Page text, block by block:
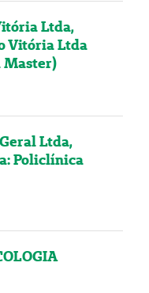
Ltda,
Vitória Ltda
Master)
Ltda,
Policlínica